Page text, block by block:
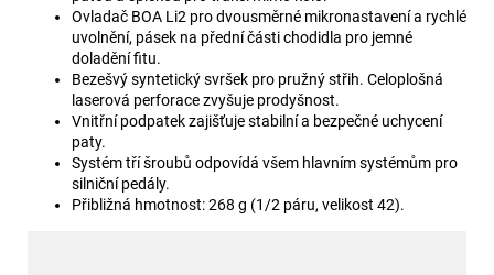
Ovladač BOA Li2 pro dvousměrné mikronastavení a rychlé
uvolnění, pásek na přední části chodidla pro jemné
doladění fitu.
Bezešvý syntetický svršek pro pružný střih. Celoplošná
laserová perforace zvyšuje prodyšnost.
Vnitřní podpatek zajišťuje stabilní a bezpečné uchycení
paty.
Systém tří šroubů odpovídá všem hlavním systémům pro
silniční pedály.
Přibližná hmotnost: 268 g (1/2 páru, velikost 42).